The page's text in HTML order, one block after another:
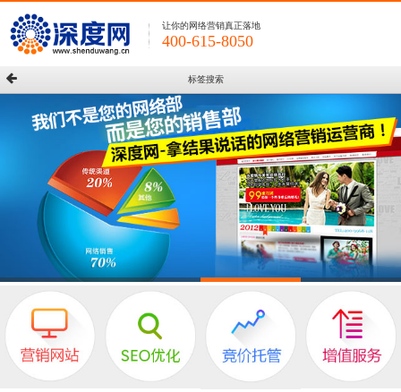
让你的网络营销真正落地
400-615-8050
标签搜索